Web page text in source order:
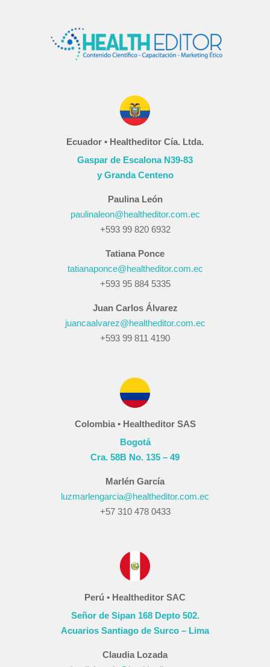
Ecuador • Healtheditor Cía. Ltda.
Gaspar de Escalona N39-83
y Granda Centeno
Paulina León
paulinaleon@healtheditor.com.ec
+593 99 820 6932
Tatiana Ponce
tatianaponce@healtheditor.com.ec
+593 95 884 5335
Juan Carlos Álvarez
juancaalvarez@healtheditor.com.ec
+593 99 811 4190
Colombia • Healtheditor SAS
Bogotá
Cra. 58B No. 135 – 49
Marlén García
luzmarlengarcia@healtheditor.com.ec
+57 310 478 0433
Perú • Healtheditor SAC
Señor de Sipan 168 Depto 502.
Acuarios Santiago de Surco – Lima
Claudia Lozada